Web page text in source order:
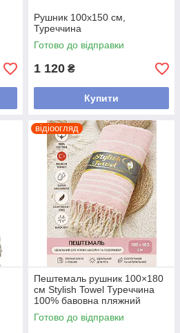
Рушник 100х150 см,
Туреччина
Готово до відправки
1 120 ₴
Купити
відіоогляд
Пештемаль рушник 100×180
см Stylish Towel Туреччина
100% бавовна пляжний
рушник легкий швидко сохне,
рожевий
Готово до відправки